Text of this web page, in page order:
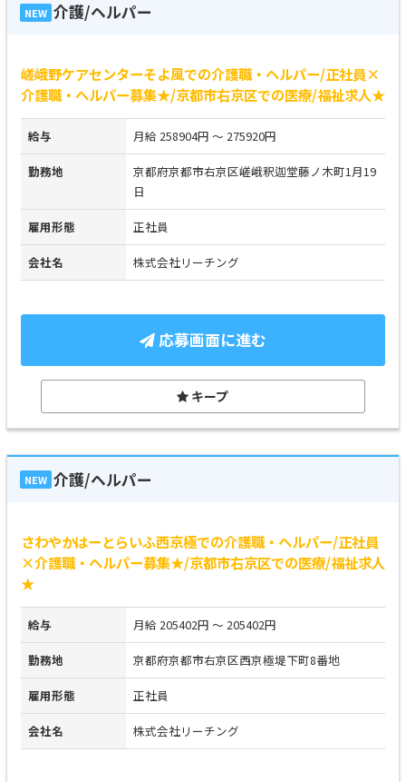
NEW 介護/ヘルパー
嵯峨野ケアセンターそよ風での介護職・ヘルパー/正社員×
介護職・ヘルパー募集★/京都市右京区での医療/福祉求人★
給与 月給 258904円 ～ 275920円
勤務地
京都府京都市右京区嵯峨釈迦堂藤ノ木町1月19
日
雇用形態 正社員
会社名 株式会社リーチング
応募画面に進む
キープ
NEW 介護/ヘルパー
さわやかはーとらいふ西京極での介護職・ヘルパー/正社員
×介護職・ヘルパー募集★/京都市右京区での医療/福祉求人
★
給与 月給 205402円 ～ 205402円
勤務地 京都府京都市右京区西京極堤下町8番地
雇用形態 正社員
会社名 株式会社リーチング